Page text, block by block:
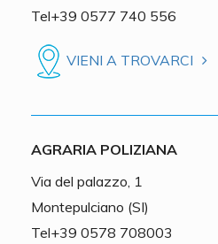
Tel+39 0577 740 556
VIENI A TROVARCI
AGRARIA POLIZIANA
Via del palazzo, 1
Montepulciano (SI)
Tel+39 0578 708003